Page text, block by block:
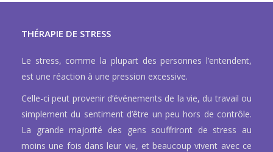
THÉRAPIE DE STRESS
Le stress, comme la plupart des personnes l’entendent,
est une réaction à une pression excessive.
Celle-ci peut provenir d’événements de la vie, du travail ou
simplement du sentiment d’être un peu hors de contrôle.
La grande majorité des gens souffriront de stress au
moins une fois dans leur vie, et beaucoup vivent avec ce